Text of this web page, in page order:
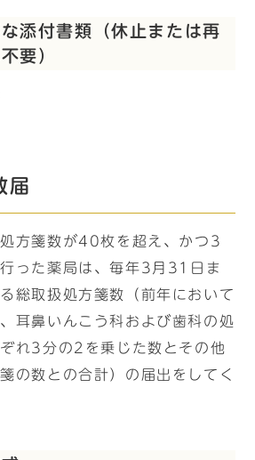
添付書類（休止または再
要）
届
方箋数が40枚を超え、かつ3
った薬局は、毎年3月31日ま
総取扱処方箋数（前年において
耳鼻いんこう科および歯科の処
れ3分の2を乗じた数とその他
の数との合計）の届出をしてく